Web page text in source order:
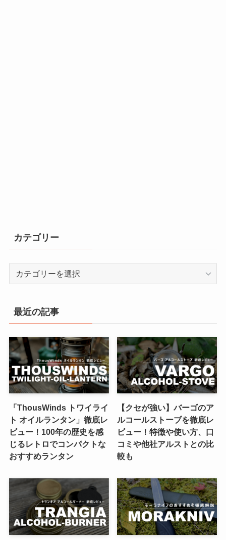
カテゴリー
リ
最近の記事
「ThousWinds トワイライ
ト オイルランタン」徹底レ
ビュー！100年の歴史を感
じるレトロでコンパクトな
おすすめランタン
【クセが強い】バーゴのア
ルコールストーブを徹底レ
ビュー！特徴や使い方、口
コミや他社アルストとの比
較も